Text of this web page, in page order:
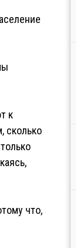
к
сколько
что,